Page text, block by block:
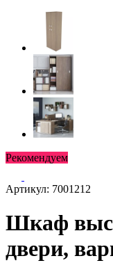
Рекомендуем
Артикул: 7001212
Шкаф
двери,